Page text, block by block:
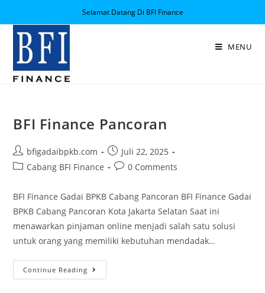
Selamat Datang Di BFI Finance
MENU
BFI Finance Pancoran
bfigadaibpkb.com
Juli 22, 2025
Cabang BFI Finance
0 Comments
BFI Finance Gadai BPKB Cabang Pancoran BFI Finance Gadai
BPKB Cabang Pancoran Kota Jakarta Selatan Saat ini
menawarkan pinjaman online menjadi salah satu solusi
untuk orang yang memiliki kebutuhan mendadak…
Continue Reading